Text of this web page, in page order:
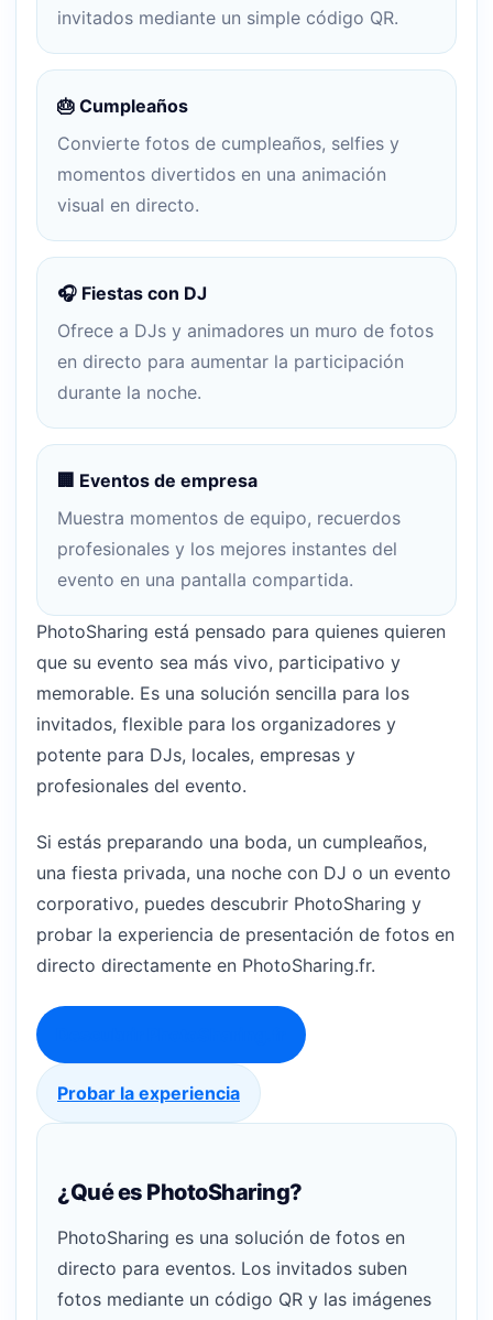
invitados mediante un simple código QR.
🎂 Cumpleaños
Convierte fotos de cumpleaños, selfies y
momentos divertidos en una animación
visual en directo.
🎧 Fiestas con DJ
Ofrece a DJs y animadores un muro de fotos
en directo para aumentar la participación
durante la noche.
🏢 Eventos de empresa
Muestra momentos de equipo, recuerdos
profesionales y los mejores instantes del
evento en una pantalla compartida.
PhotoSharing está pensado para quienes quieren
que su evento sea más vivo, participativo y
memorable. Es una solución sencilla para los
invitados, flexible para los organizadores y
potente para DJs, locales, empresas y
profesionales del evento.
Si estás preparando una boda, un cumpleaños,
una fiesta privada, una noche con DJ o un evento
corporativo, puedes descubrir PhotoSharing y
probar la experiencia de presentación de fotos en
directo directamente en PhotoSharing.fr.
Probar la experiencia
¿Qué es PhotoSharing?
PhotoSharing es una solución de fotos en
directo para eventos. Los invitados suben
fotos mediante un código QR y las imágenes